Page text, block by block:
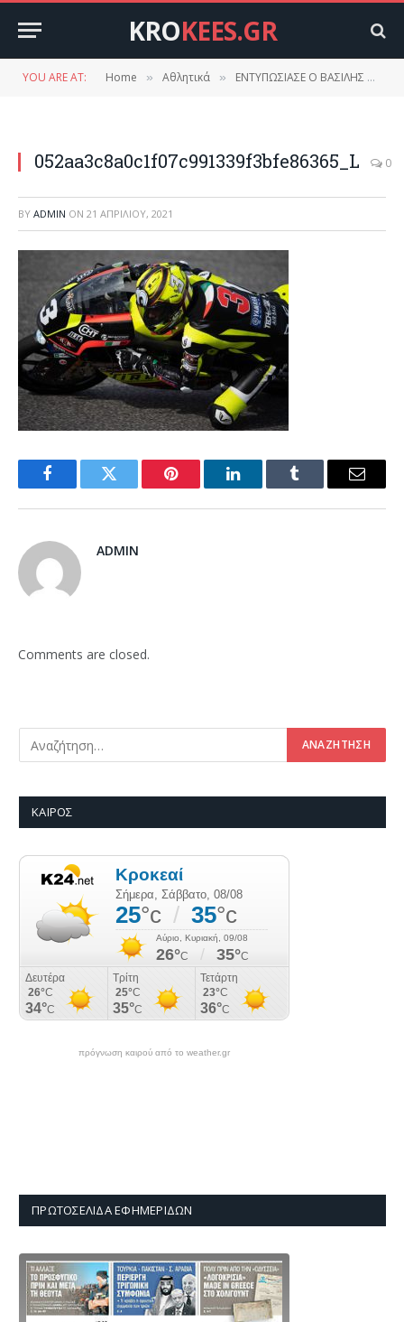
KROKEES.GR
YOU ARE AT: Home » Αθλητικά » ΕΝΤΥΠΩΣΙΑΣΕ Ο ΒΑΣΙΛΗΣ ΠΑΝΤΕΛΕΑΚΗΣ ΣΤΗΝ ΙΤΑΛΙΑ!
052aa3c8a0c1f07c991339f3bfe86365_L 0
BY ADMIN ON 21 ΑΠΡΙΛΊΟΥ, 2021
FacebookTwitter Pinterest LinkedInTumblr Email
ADMIN
Comments are closed.
ΚΑΙΡΌΣ
πρόγνωση καιρού από το weather.gr
ΠΡΩΤΟΣΈΛΙΔΑ ΕΦΗΜΕΡΊΔΩΝ